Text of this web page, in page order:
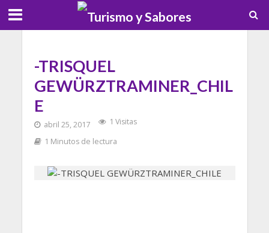
-TRISQUEL
GEWÜRZTRAMINER_CHIL
E
abril 25, 2017
1 Visitas
1 Minutos de lectura